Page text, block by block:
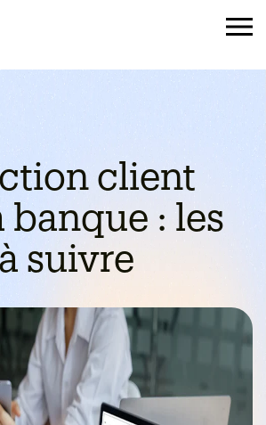
client
banque : les
suivre